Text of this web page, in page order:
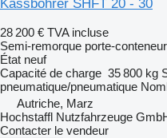
Kässbohrer SHFT 20 - 30
28 200 € TVA incluse
Semi-remorque porte-
État neuf
Capacité de charge 35 800 kg
pneumatique/pneumatique
Autriche, Marz
Hochstaffl Nutzfahrzeuge
Contacter le vendeur